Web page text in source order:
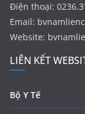
Điện thoại:
Email:
Website:
LIÊN KẾT
Bộ Y Tế